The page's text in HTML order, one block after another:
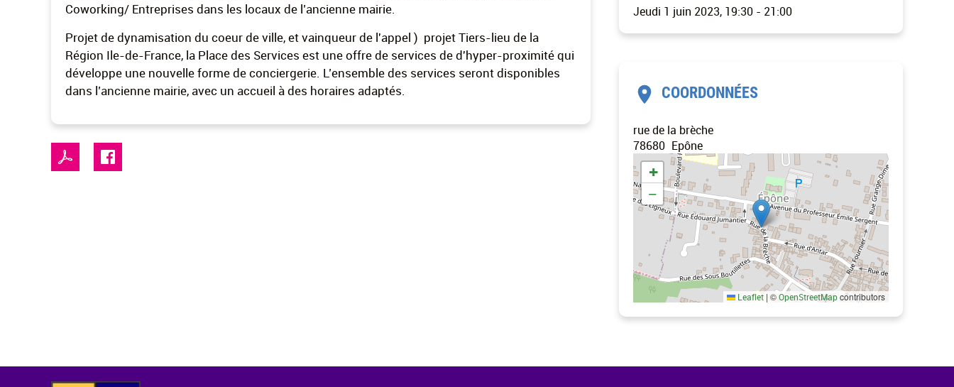
Coworking/ Entreprises dans les locaux de l’ancienne mairie.
Projet de dynamisation du coeur de ville, et vainqueur de l'appel ) projet Tiers-lieu de la
Région Ile-de-France, la Place des Services est une offre de services de d'hyper-proximité qui
développe une nouvelle forme de conciergerie. L’ensemble des services seront disponibles
dans l’ancienne mairie, avec un accueil à des horaires adaptés.
Jeudi 1 juin 2023, 19:30 - 21:00
COORDONNÉES
rue de la brèche
78680 Epône
+
−
Leaflet | ©OpenStreetMapcontributors